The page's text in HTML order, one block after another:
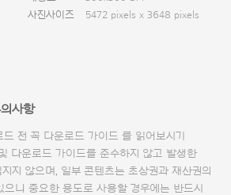
사진사이즈 5472 pixels x 3648 pixels
사항
드 전 꼭 다운로드 가이드 를 읽어보시기
다운로드 가이드를 준수하지 않고 발생한
지 않으며, 일부 콘텐츠는 초상권과 재산권의
으니 중요한 용도로 사용할 경우에는 반드시